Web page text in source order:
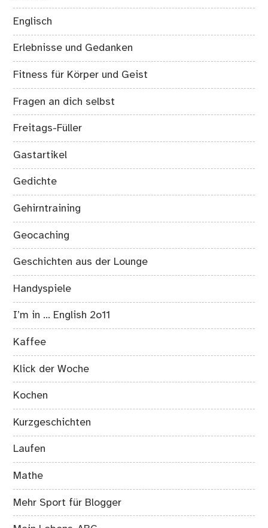
Drabble
Englisch
Erlebnisse und Gedanken
Fitness für Körper und Geist
Fragen an dich selbst
Freitags-Füller
Gastartikel
Gedichte
Gehirntraining
Geocaching
Geschichten aus der Lounge
Handyspiele
I’m in … English 2o11
Kaffee
Klick der Woche
Kochen
Kurzgeschichten
Laufen
Mathe
Mehr Sport für Blogger